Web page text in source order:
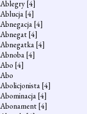
Ablegry[4]
Ablucja[4]
Abnegacja[4]
Abnegat[4]
Abnegatka[4]
Abnoba[4]
Abo [4]
Abo
Abolicjonista[4]
Abominacja[4]
Abonament[4]